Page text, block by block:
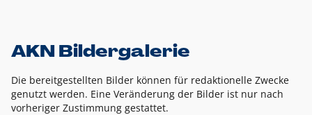
AKN Bildergalerie
Die bereitgestellten Bilder können für redaktionelle Zwecke
genutzt werden. Eine Veränderung der Bilder ist nur nach
vorheriger Zustimmung gestattet.